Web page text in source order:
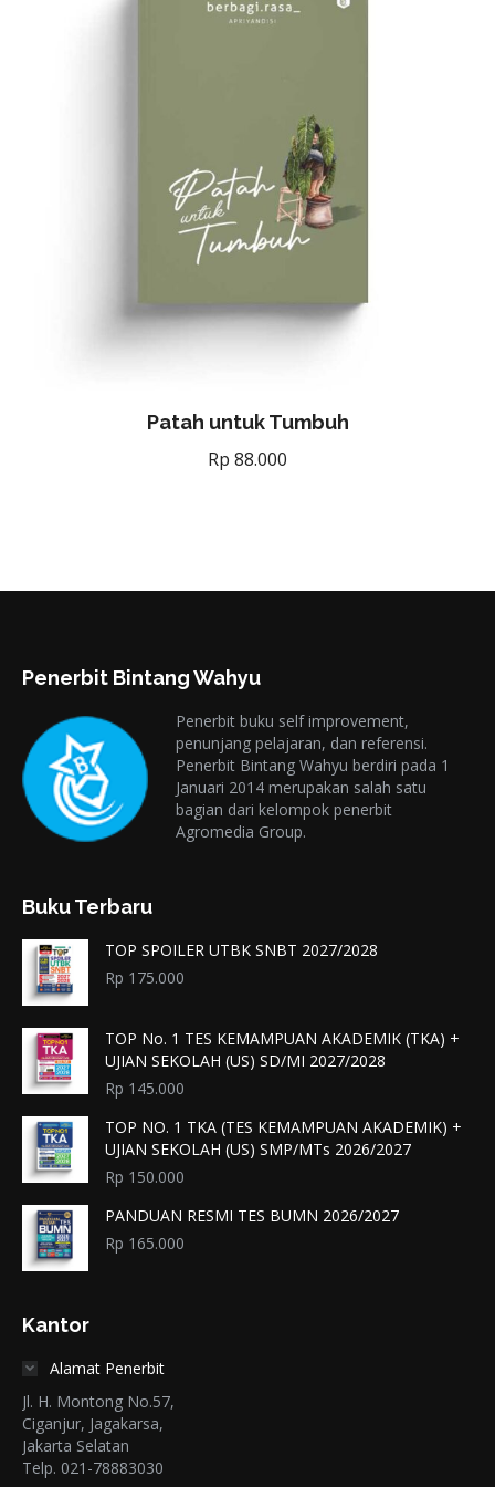
Patah untuk Tumbuh
Rp 88.000
Penerbit Bintang Wahyu
Penerbit buku self improvement,
penunjang pelajaran, dan referensi.
Penerbit Bintang Wahyu berdiri pada 1
Januari 2014 merupakan salah satu
bagian dari kelompok penerbit
Agromedia Group.
Buku Terbaru
TOP SPOILER UTBK SNBT 2027/2028
Rp 175.000
TOP No. 1 TES KEMAMPUAN AKADEMIK (TKA) +
UJIAN SEKOLAH (US) SD/MI 2027/2028
Rp 145.000
TOP NO. 1 TKA (TES KEMAMPUAN AKADEMIK) +
UJIAN SEKOLAH (US) SMP/MTs 2026/2027
Rp 150.000
PANDUAN RESMI TES BUMN 2026/2027
Rp 165.000
Kantor
Alamat Penerbit
Jl. H. Montong No.57,
Ciganjur, Jagakarsa,
Jakarta Selatan
Telp. 021-78883030